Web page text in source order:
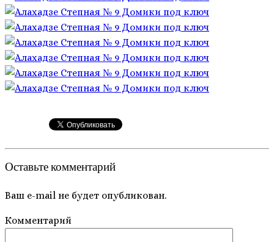
Оставьте комментарий
Ваш e-mail не будет опубликован.
Комментарий